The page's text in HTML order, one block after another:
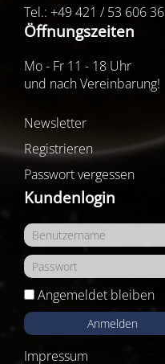
Tel.: +49 421 / 53 606 36
Öffnungszeiten
Mo - Fr 11 - 18 Uhr
und nach Vereinbarung!
Newsletter
Registrieren
Passwort vergessen
Kundenlogin
Angemeldet bleiben
Anmelden
Impressum